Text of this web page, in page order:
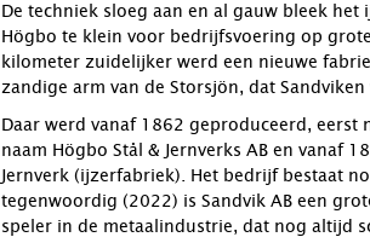
De techniek sloeg aan en al gauw bleek het
Högbo te klein voor bedrijfsvoering op
kilometer zuidelijker werd een nieuwe
zandige arm van de Storsjön, dat
Daar werd vanaf 1862 geproduceerd, eerst
naam Högbo Stål & Jernverks AB en vanaf
Jernverk (ijzerfabriek). Het bedrijf bestaat
tegenwoordig (2022) is Sandvik AB een
speler in de metaalindustrie, dat nog altijd